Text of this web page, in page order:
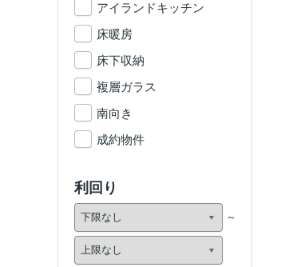
アイランドキッチン
床暖房
床下収納
複層ガラス
南向き
成約物件
利回り